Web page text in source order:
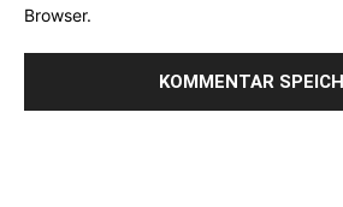
Browser.